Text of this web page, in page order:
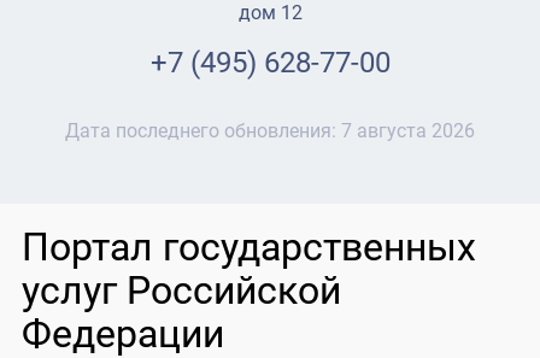
дом 12
+7 (495) 628-77-00
Дата последнего обновления: 7 августа 2026
Портал государственных
услуг Российской
Федерации